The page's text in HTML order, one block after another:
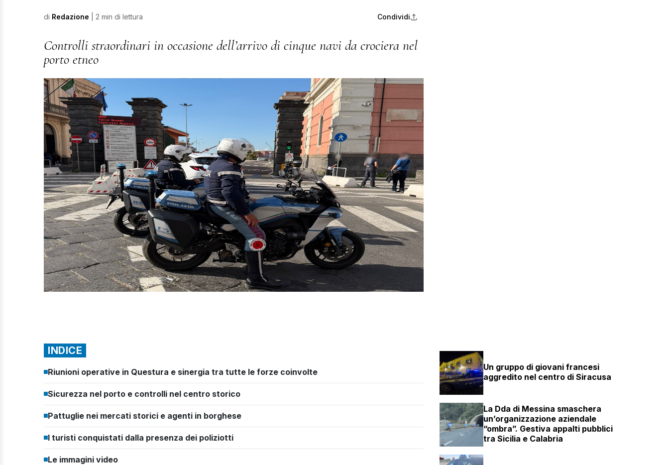
di Redazione | 2 min di lettura Condividi
Controlli straordinari in occasione dell’arrivo di cinque navi da crociera nel
porto etneo
INDICE
Riunioni operative in Questura e sinergia tra tutte le forze coinvolte
Sicurezza nel porto e controlli nel centro storico
Pattuglie nei mercati storici e agenti in borghese
I turisti conquistati dalla presenza dei poliziotti
Le immagini video
Un gruppo di giovani francesi
aggredito nel centro di Siracusa
La Dda di Messina smaschera
un’organizzazione aziendale
“ombra”. Gestiva appalti pubblici
tra Sicilia e Calabria